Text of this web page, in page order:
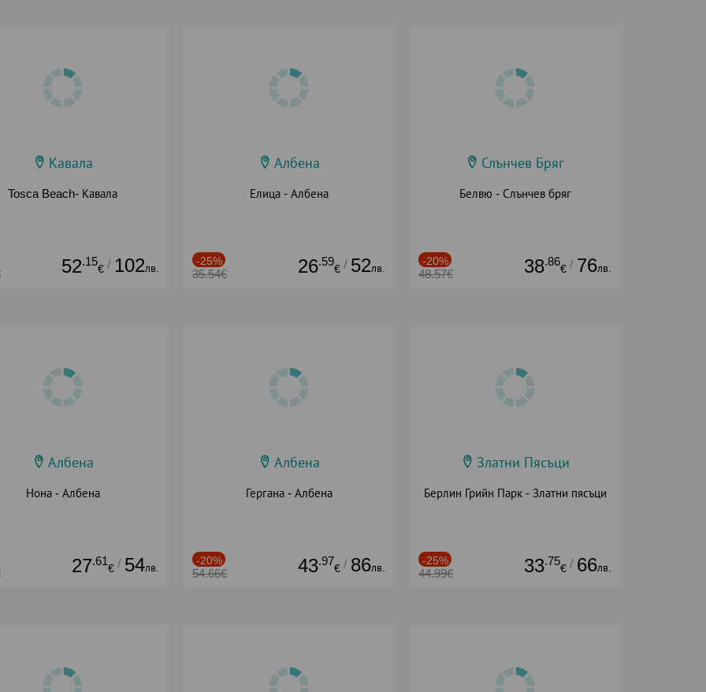
Кавала
Tosca Beach- Кавала
52.15
€ / 102лв.
Албена
Елица - Албена
-25%
35.54€ 26.59
€ / 52лв.
Слънчев Бряг
Белвю - Слънчев бряг
-20%
48.57€ 38.86
€ / 76лв.
Албена
Нона - Албена
27.61
€ / 54лв.
Албена
Гергана - Албена
-20%
54.66€ 43.97
€ / 86лв.
Златни Пясъци
Берлин Грийн Парк - Златни пясъци
-25%
44.99€ 33.75
€ / 66лв.